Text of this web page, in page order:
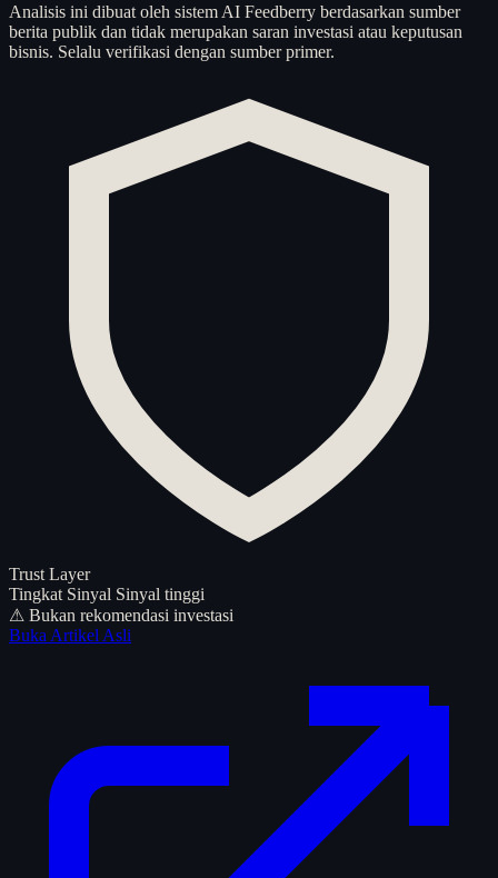
Analisis ini dibuat oleh sistem AI Feedberry berdasarkan sumber
berita publik dan tidak merupakan saran investasi atau keputusan
bisnis. Selalu verifikasi dengan sumber primer.
Trust Layer
Tingkat Sinyal Sinyal tinggi
⚠ Bukan rekomendasi investasi
Buka Artikel Asli